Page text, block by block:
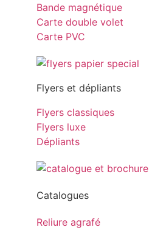
Bande magnétique
Carte double volet
Carte PVC
Flyers et dépliants
Flyers classiques
Flyers luxe
Dépliants
Catalogues
Reliure agrafé